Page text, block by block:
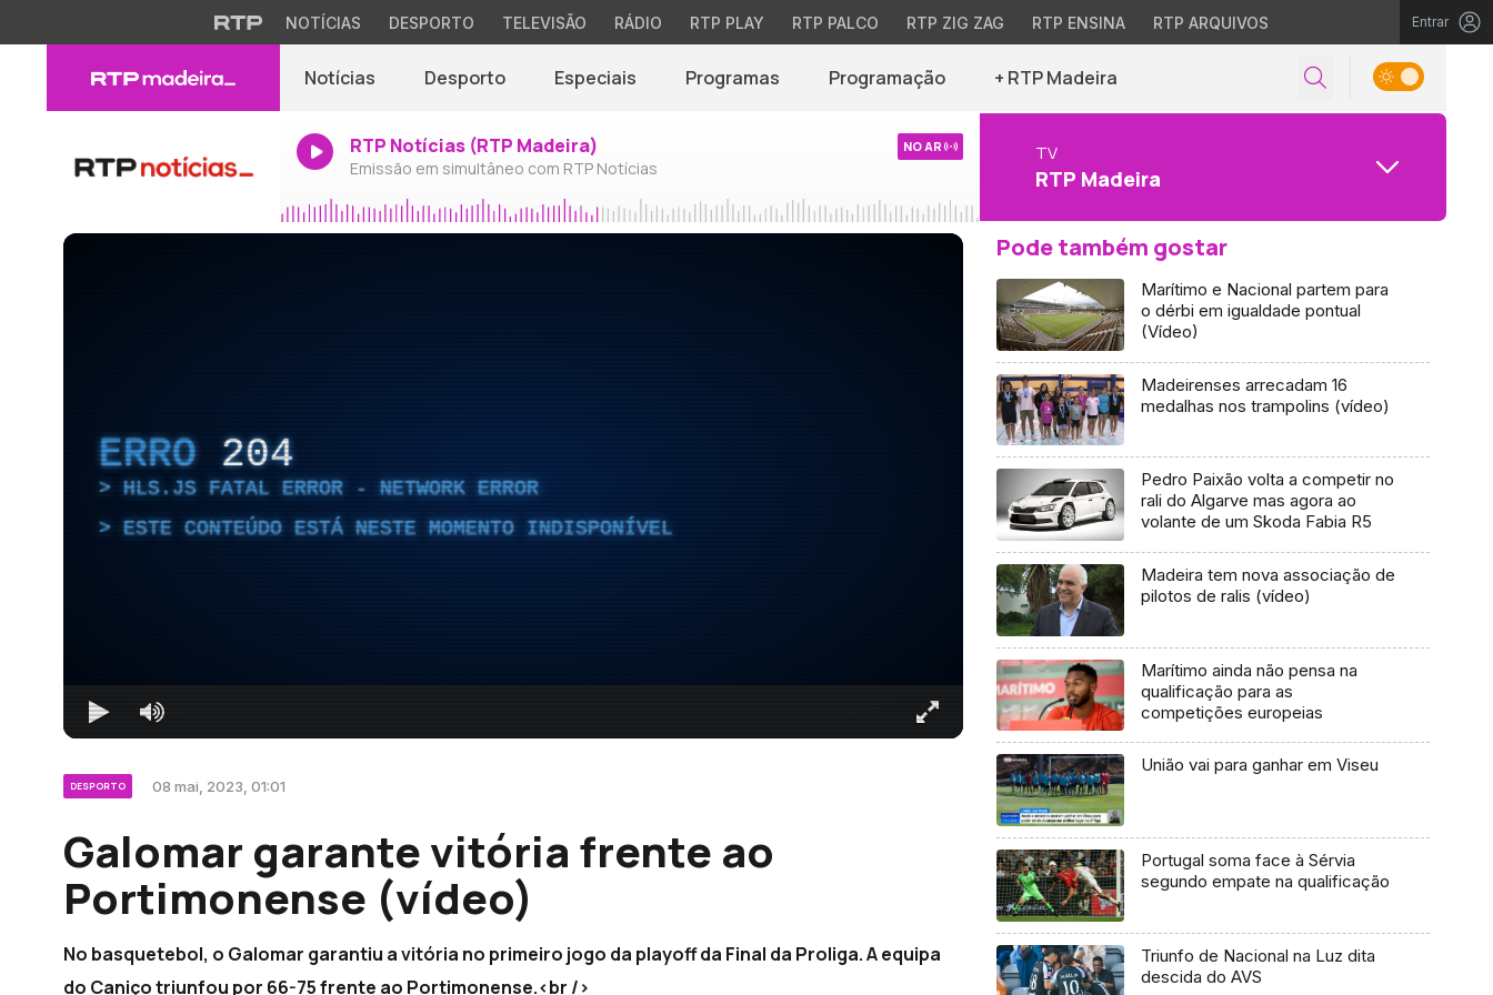
NOTÍCIAS DESPORTO TELEVISÃO RÁDIO RTP PLAY RTP PALCO RTP ZIG ZAG RTP ENSINA RTP ARQUIVOS Entrar
Notícias Desporto Especiais Programas Programação + RTP Madeira
RTP Notícias (RTP Madeira)
Emissão em simultâneo com RTP Notícias
NO AR TV
RTP Madeira
ERRO 204
HLS.JS FATAL ERROR - NETWORK ERROR
ESTE CONTEÚDO ESTÁ NESTE MOMENTO INDISPONÍVEL
DESPORTO 08 mai, 2023, 01:01
Galomar garante vitória frente ao
Portimonense (vídeo)
No basquetebol, o Galomar garantiu a vitória no primeiro jogo da playoff da Final da Proliga. A equipa
do Caniço triunfou por 66-75 frente ao Portimonense.<br />
Pode também gostar
Marítimo e Nacional partem para
o dérbi em igualdade pontual
(Vídeo)
Madeirenses arrecadam 16
medalhas nos trampolins (vídeo)
Pedro Paixão volta a competir no
rali do Algarve mas agora ao
volante de um Skoda Fabia R5
Madeira tem nova associação de
pilotos de ralis (vídeo)
Marítimo ainda não pensa na
qualificação para as
competições europeias
União vai para ganhar em Viseu
Portugal soma face à Sérvia
segundo empate na qualificação
Triunfo de Nacional na Luz dita
descida do AVS